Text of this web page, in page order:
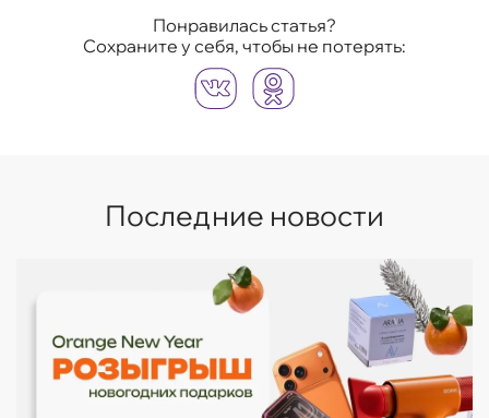
Понравилась статья?
Сохраните у себя, чтобы не потерять:
Последние новости